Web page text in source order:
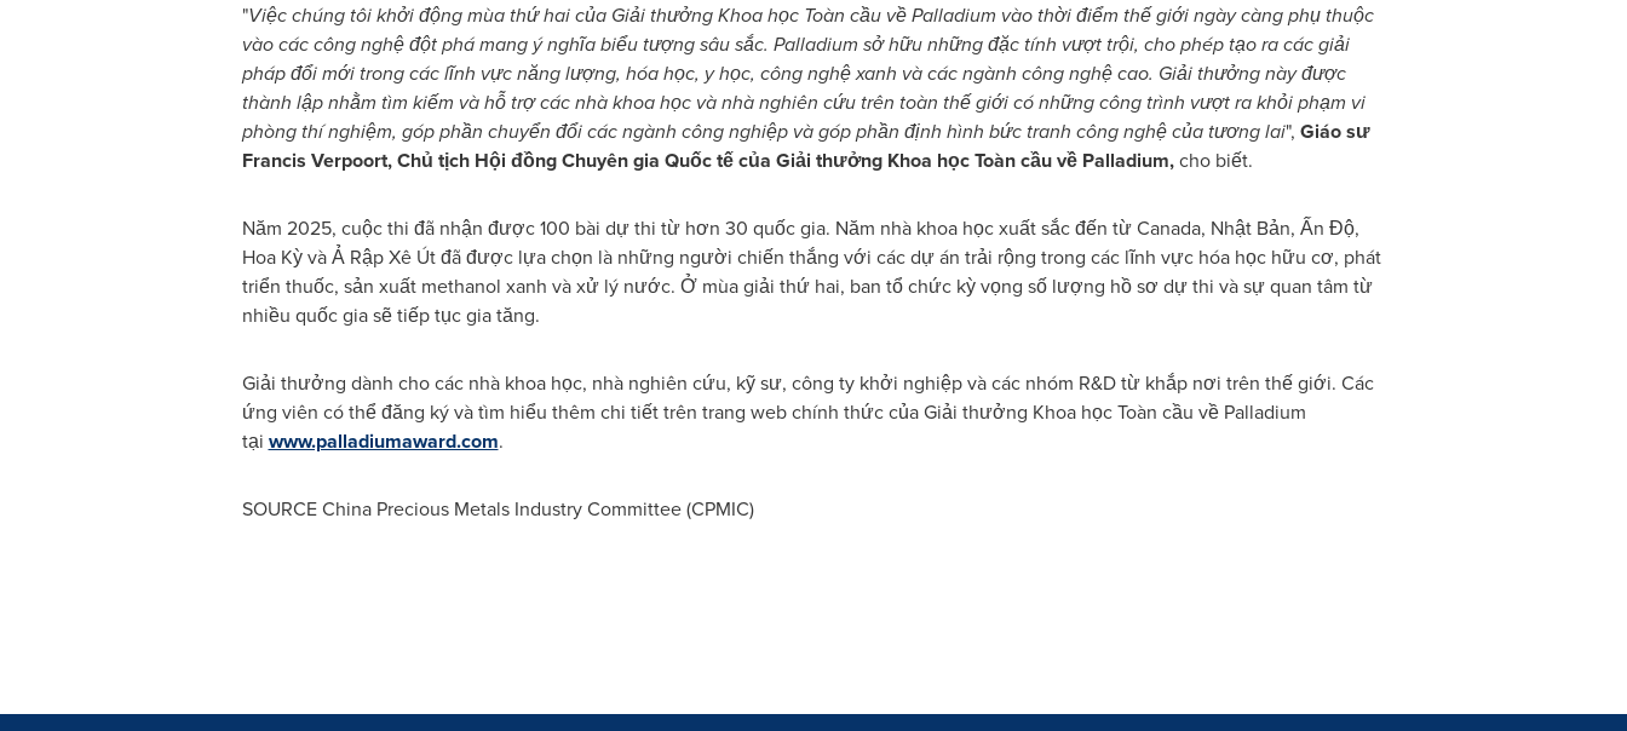
"Việc chúng tôi khởi động mùa thứ hai của Giải thưởng Khoa học Toàn cầu về Palladium vào thời điểm thế giới ngày càng phụ thuộc
vào các công nghệ đột phá mang ý nghĩa biểu tượng sâu sắc. Palladium sở hữu những đặc tính vượt trội, cho phép tạo ra các giải
pháp đổi mới trong các lĩnh vực năng lượng, hóa học, y học, công nghệ xanh và các ngành công nghệ cao. Giải thưởng này được
thành lập nhằm tìm kiếm và hỗ trợ các nhà khoa học và nhà nghiên cứu trên toàn thế giới có những công trình vượt ra khỏi phạm vi
phòng thí nghiệm, góp phần chuyển đổi các ngành công nghiệp và góp phần định hình bức tranh công nghệ của tương lai", Giáo sư
Francis Verpoort, Chủ tịch Hội đồng Chuyên gia Quốc tế của Giải thưởng Khoa học Toàn cầu về Palladium,cho biết.
Năm 2025, cuộc thi đã nhận được 100 bài dự thi từ hơn 30 quốc gia. Năm nhà khoa học xuất sắc đến từ Canada, Nhật Bản, Ấn Độ,
Hoa Kỳ và Ả Rập Xê Út đã được lựa chọn là những người chiến thắng với các dự án trải rộng trong các lĩnh vực hóa học hữu cơ, phát
triển thuốc, sản xuất methanol xanh và xử lý nước. Ở mùa giải thứ hai, ban tổ chức kỳ vọng số lượng hồ sơ dự thi và sự quan tâm từ
nhiều quốc gia sẽ tiếp tục gia tăng.
Giải thưởng dành cho các nhà khoa học, nhà nghiên cứu, kỹ sư, công ty khởi nghiệp và các nhóm R&D từ khắp nơi trên thế giới. Các
ứng viên có thể đăng ký và tìm hiểu thêm chi tiết trên trang web chính thức của Giải thưởng Khoa học Toàn cầu về Palladium
tại www.palladiumaward.com.
SOURCE China Precious Metals Industry Committee (CPMIC)